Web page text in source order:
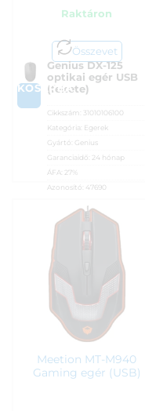
Raktáron
Összevet
KOSÁRBA
Genius DX-125
optikai egér USB
(fekete)
Cikkszám:
31010106100
Kategória: Egerek
Gyártó: Genius
Garanciaidő:
24 hónap
ÁFA:
27%
Azonosító: 47690
2 590Ft
Meetion MT-M940
Gaming egér (USB)